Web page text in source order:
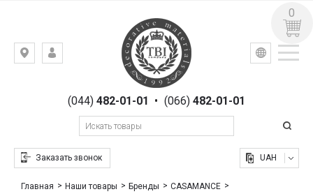
Киев,
Гоголевская,(044)482-01-01 • (066) 482-01-01
Заказать звонок
УКР РУС
UAH
0
Главная Наши товары Бренды
CASAMANCE